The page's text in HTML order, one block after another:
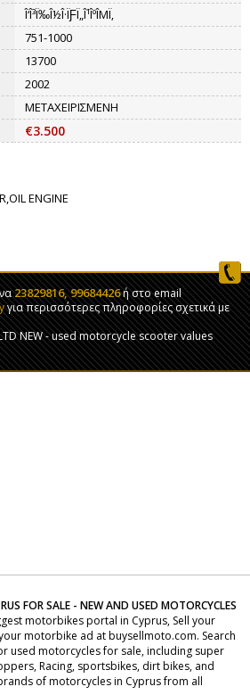
Î‘Î³Ï‰Î½Î·ÏƑÏ„Î¹ÎºÎΜÏ‚
751-1000
13700
2002
ΜΕΤΑΧΕΙΡΙΣΜΕΝΗ
€3.500
ENGINE
23829816, 99684426ή στο email
για περισσότερες πληροφορίες σχετικά με
NEW - used motorcycle scooter values
FOR SALE - NEW AND USED MOTORCYCLES
motorbikes portal in Cyprus, Sell your
motorbike ad at buysellmoto.com. Search
used motorcycles for sale, including super
Racing, sportsbikes, dirt bikes, and
of motorcycles in Cyprus from all